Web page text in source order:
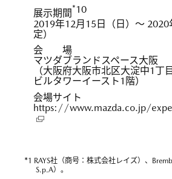
展示期間*10
2019年12月15日（日）～ 2020
定）
会 場
マツダブランドスペース大阪
（大阪府大阪市北区大淀中1丁
ビルタワーイースト1階）
会場サイト
https://www.mazda.co.jp/
*1 RAYS社（商号：株式会社レイズ）、
S.p.A）。